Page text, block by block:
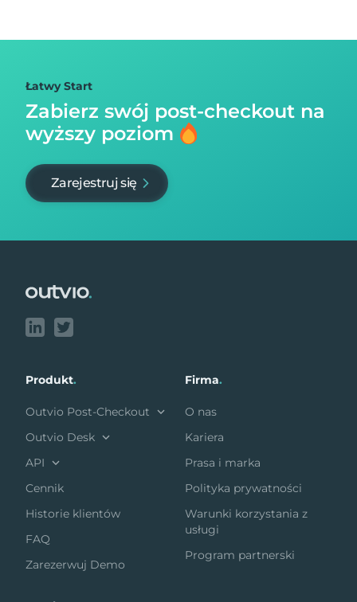
Łatwy Start
Zabierz swój post-checkout na
wyższy poziom
Zarejestruj się
Produkt.
Outvio Post-Checkout
Outvio Desk
API
Cennik
Historie klientów
FAQ
Zarezerwuj Demo
Firma.
O nas
Kariera
Prasa i marka
Polityka prywatności
Warunki korzystania z
usługi
Program partnerski